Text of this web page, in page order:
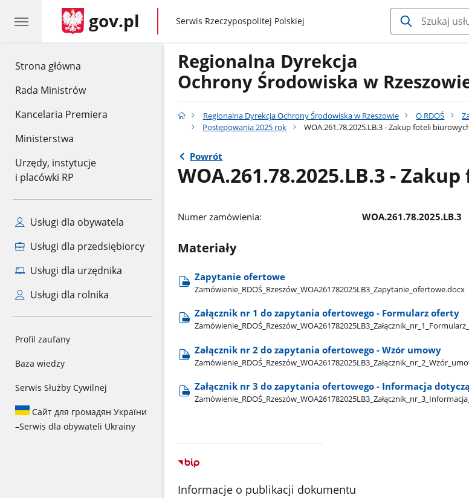
Strona główna
Rada Ministrów
Kancelaria Premiera
Ministerstwa
Urzędy, instytucje
i placówki RP
Usługi dla obywatela
Usługi dla przedsiębiorcy
Usługi dla urzędnika
Usługi dla rolnika
Profil zaufany
Baza wiedzy
Serwis Służby Cywilnej
Сайт для громадян України
–Serwis dla obywateli Ukrainy
gov.pl gov.pl
Serwis Rzeczypospolitej Polskiej
Regionalna Dyrekcja
Ochrony Środowiska w
Regionalna Dyrekcja Ochrony Środowiska w Rzeszowie O RDOŚ
Postępowania 2025 rok
WOA.261.78.2025.LB.3 - Zakup foteli
Powrót
WOA.261.78.2025.LB.3 -
Numer zamówienia: WOA.261.78.2025.LB.3
Materiały
Zapytanie ofertowe
Zamówienie​_RDOŚ​_Rzeszów​_WOA261782025LB3​_Zapytanie​_ofertowe.docx
Załącznik nr 1 do zapytania ofertowego - Formularz oferty
Załącznik nr 2 do zapytania ofertowego - Wzór umowy
Załącznik nr 3 do zapytania ofertowego - Informacja
Informacje o publikacji dokumentu